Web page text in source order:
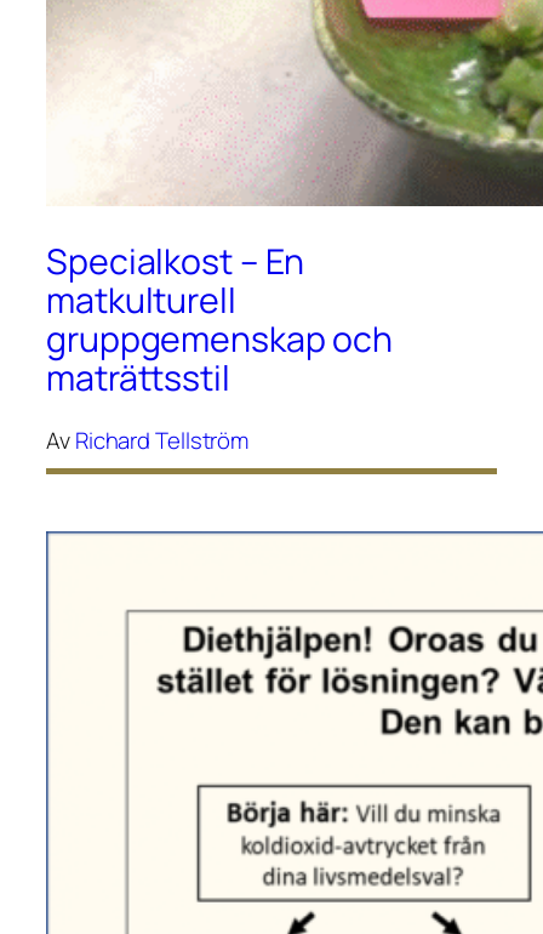
Specialkost – En
matkulturell
gruppgemenskap och
maträttsstil
AvRichard Tellström